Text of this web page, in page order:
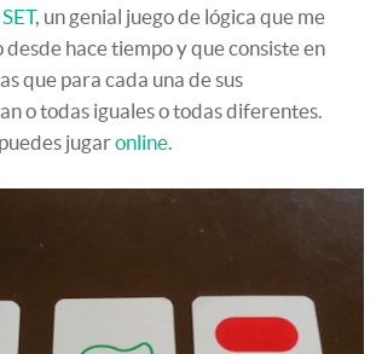
, un genial juego de lógica que me
hace tiempo y que consiste en
que para cada una de sus
o todas iguales o todas diferentes.
jugaronline.